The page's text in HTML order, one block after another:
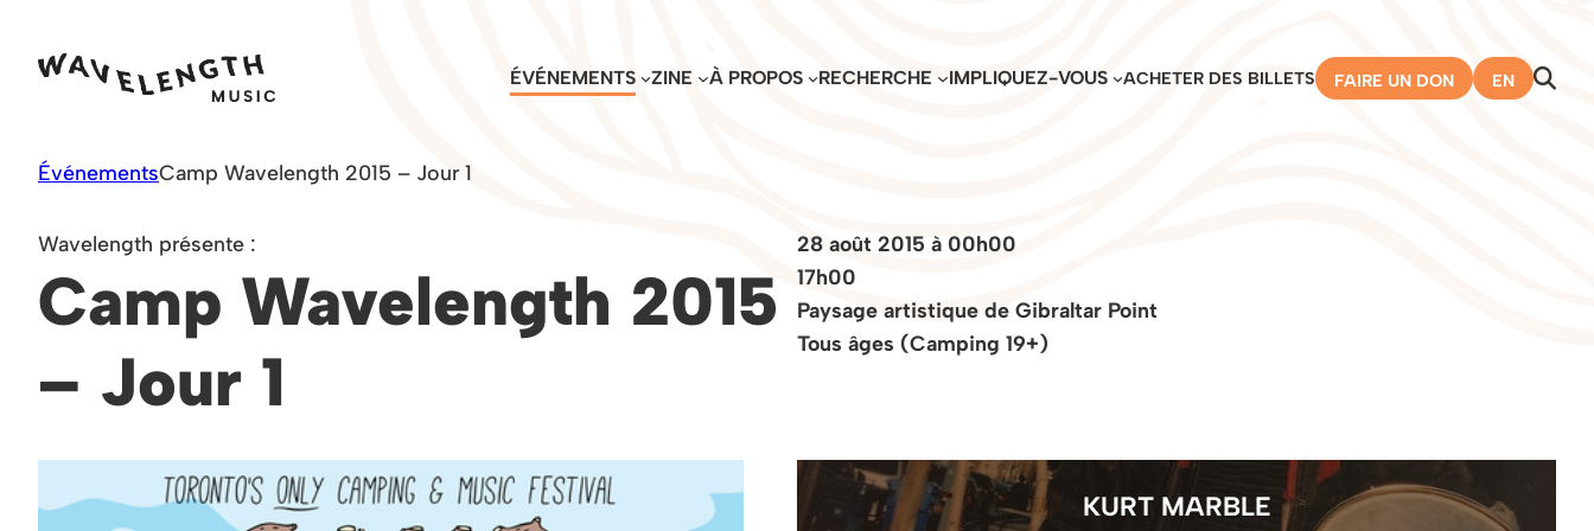
content
ÉVÉNEMENTS ZINE À PROPOS RECHERCHE IMPLIQUEZ-VOUS ACHETER DES BILLETS FAIRE UN DON EN
ÉvénementsCamp Wavelength 2015 – Jour 1
Wavelength présente :
Camp Wavelength 2015
– Jour 1
28 août 2015 à 00h00
17h00
Paysage artistique de Gibraltar Point
Tous âges (Camping 19+)
KURT MARBLE